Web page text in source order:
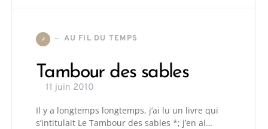
A AU FIL DU TEMPS
Tambour des sables
11 juin 2010
Il y a longtemps longtemps, j’ai lu un livre qui
s’intitulait Le Tambour des sables *; j’en ai…